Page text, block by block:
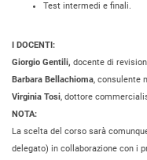
Test intermedi e finali.
I DOCENTI:
Giorgio Gentili, docente di
Barbara Bellachioma, consulente
Virginia Tosi, dottore
NOTA:
La scelta del corso sarà
delegato) in collaborazione con i